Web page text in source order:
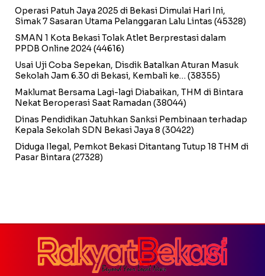
Operasi Patuh Jaya 2025 di Bekasi Dimulai Hari Ini,
Simak 7 Sasaran Utama Pelanggaran Lalu Lintas (45328)
SMAN 1 Kota Bekasi Tolak Atlet Berprestasi dalam
PPDB Online 2024(44616)
Usai Uji Coba Sepekan, Disdik Batalkan Aturan Masuk
Sekolah Jam 6.30 di Bekasi, Kembali ke… (38355)
Maklumat Bersama Lagi-lagi Diabaikan, THM di Bintara
Nekat Beroperasi Saat Ramadan (38044)
Dinas Pendidikan Jatuhkan Sanksi Pembinaan terhadap
Kepala Sekolah SDN Bekasi Jaya 8 (30422)
Diduga Ilegal, Pemkot Bekasi Ditantang Tutup 18 THM di
Pasar Bintara (27328)